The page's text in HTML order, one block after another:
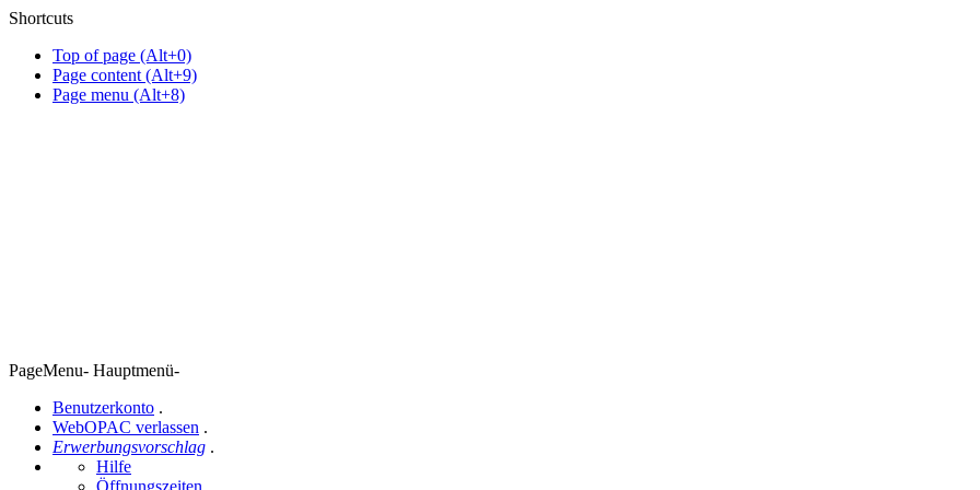
Shortcuts
Top of page (Alt+0)
Page content (Alt+9)
Page menu (Alt+8)
PageMenu- Hauptmenü-
Benutzerkonto .
WebOPAC verlassen .
Erwerbungsvorschlag .
Hilfe
Öffnungszeiten